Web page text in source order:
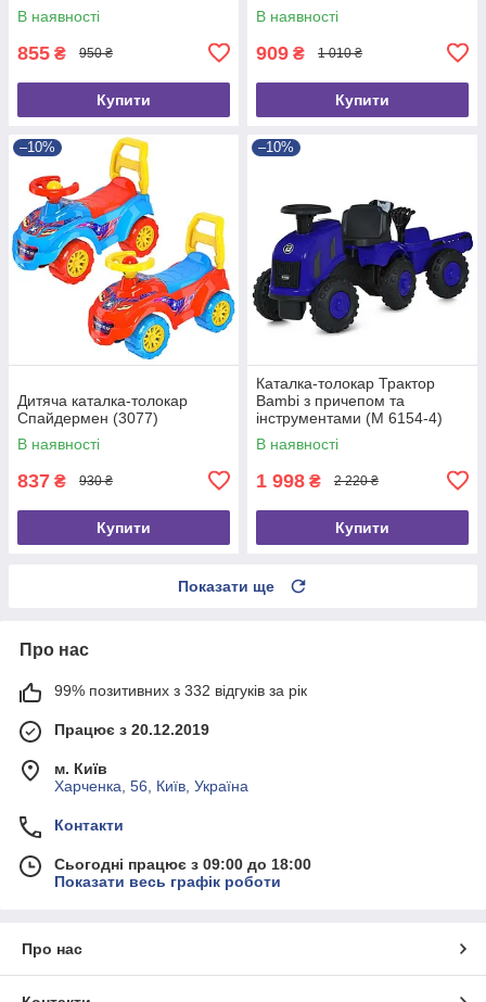
В наявності
855 ₴ 950 ₴
Купити
В наявності
909 ₴ 1 010 ₴
Купити
–10%
Дитяча каталка-толокар
Спайдермен (3077)
В наявності
837 ₴ 930 ₴
Купити
–10%
Каталка-толокар Трактор
Bambi з причепом та
інструментами (M 6154-4)
В наявності
1 998 ₴ 2 220 ₴
Купити
Показати ще
Про нас
99% позитивних з 332 відгуків за рік
Працює з 20.12.2019
м. Київ
Харченка, 56, Київ, Україна
Контакти
Сьогодні працює з 09:00 до 18:00
Показати весь графік роботи
Про нас